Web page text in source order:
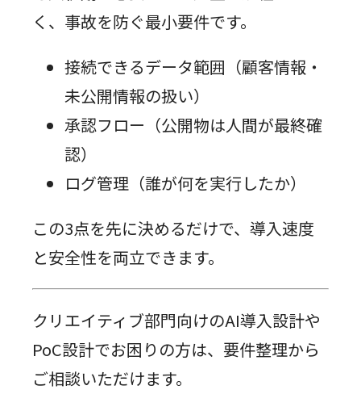
く、事故を防ぐ最小要件です。
接続できるデータ範囲（顧客情報・
未公開情報の扱い）
承認フロー（公開物は人間が最終確
認）
ログ管理（誰が何を実行したか）
この3点を先に決めるだけで、導入速度
と安全性を両立できます。
クリエイティブ部門向けのAI導入設計や
PoC設計でお困りの方は、要件整理から
ご相談いただけます。